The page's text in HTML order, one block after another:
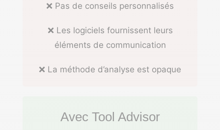
❌ Pas de conseils personnalisés
❌ Les logiciels fournissent leurs
éléments de communication
❌ La méthode d’analyse est opaque
Avec Tool Advisor